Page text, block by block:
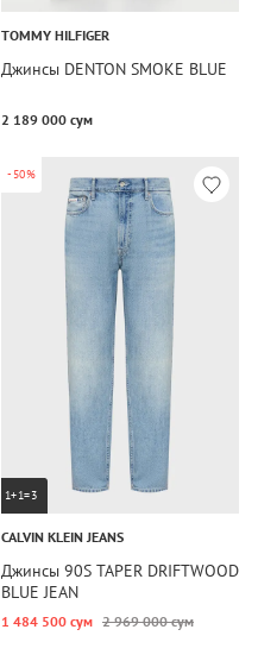
TOMMY HILFIGER
Джинсы DENTON SMOKE BLUE
2 189 000 сум
-50%
1+1=3
CALVIN KLEIN JEANS
Джинсы 90S TAPER DRIFTWOOD
BLUE JEAN
1 484 500 сум 2 969 000 сум